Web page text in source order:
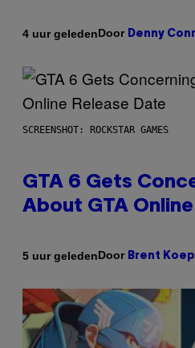
4 uur geledenDoor Denny
SCREENSHOT: ROCKSTAR GAMES
GTA 6 Gets
About GTA
5 uur geledenDoor Brent